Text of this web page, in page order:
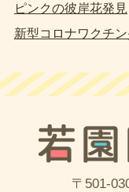
ピンクの彼岸花発見
新型コロナワクチ
〒501-